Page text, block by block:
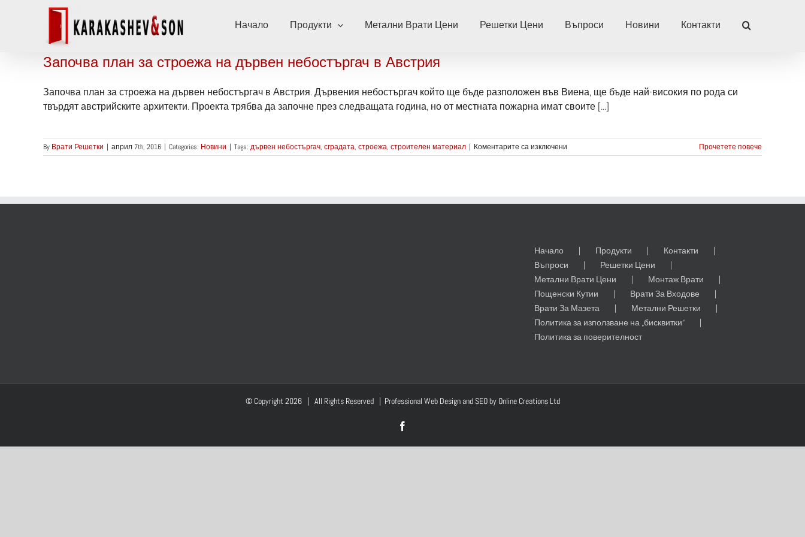
Начало Продукти Метални Врати Цени Решетки Цени Въпроси Новини Контакти
Започва план за строежа на дървен небостъргач в Австрия
Започва план за строежа на дървен небостъргач в Австрия. Дървения небостъргач който ще бъде разположен във Виена, ще бъде най-високия по рода си
твърдят австрийските архитекти. Проекта трябва да започне през следващата година, но от местната пожарна имат своите [...]
By Врати Решетки | април 7th, 2016 | Categories: Новини | Tags: дървен небостъргач, сградата, строежа, строителен материал | Коментарите са изключени
Започва
Прочетете повече
Начало Продукти
Контакти
Въпроси
Решетки Цени
Метални Врати Цени
Монтаж Врати
Пощенски Кутии
Врати За Входове
Врати За Мазета
Метални Решетки
Политика за използване на „бисквитки“
Политика за поверителност
© Copyright2026 | All Rights Reserved | Professional Web Design and SEO by Online Creations Ltd